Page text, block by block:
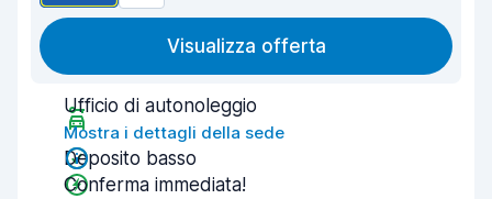
Visualizza offerta
Ufficio di autonoleggio
Mostra i dettagli della sede
Deposito basso
Conferma immediata!